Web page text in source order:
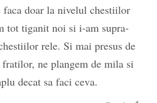
faca doar la nivelul chestiilor
tot tiganit noi si i-am supra-
rele. Si mai presus de
fratilor, ne plangem de mila si
decat sa faci ceva.